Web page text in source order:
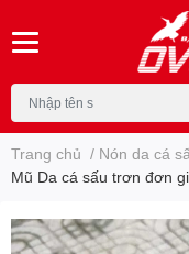
Trang chủ / Nón da cá
Mũ Da cá sấu trơn đơn